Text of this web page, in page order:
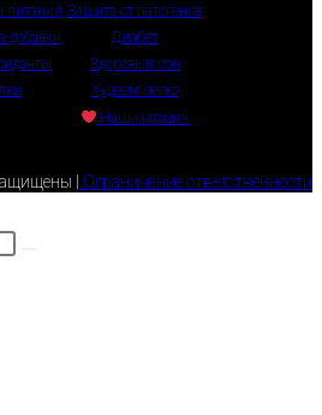
питания
добавки
Защита от патогенов
Диабет
Здоровый сон
Худеем легко
Наш магазин
| Ограничение ответственности